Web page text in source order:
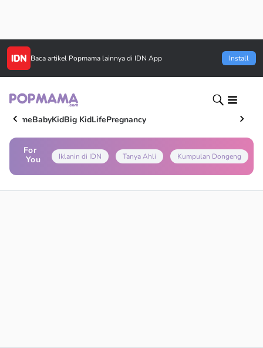
Baca artikel Popmama lainnya di IDN App Install
HomeBabyKidBig KidLifePregnancy
For
You
Iklanin di IDN Tanya Ahli Kumpulan Dongeng